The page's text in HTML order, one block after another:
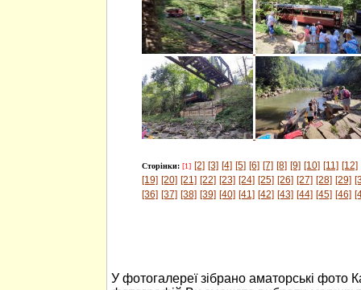
Сторінки: [1] [2] [3] [4] [5] [6] [7] [8] [9] [10] [11] [12]
[19] [20] [21] [22] [23] [24] [25] [26] [27] [28] [29]
[36] [37] [38] [39] [40] [41] [42] [43] [44] [45] [46]
У фотогалереї зібрано аматорські фото